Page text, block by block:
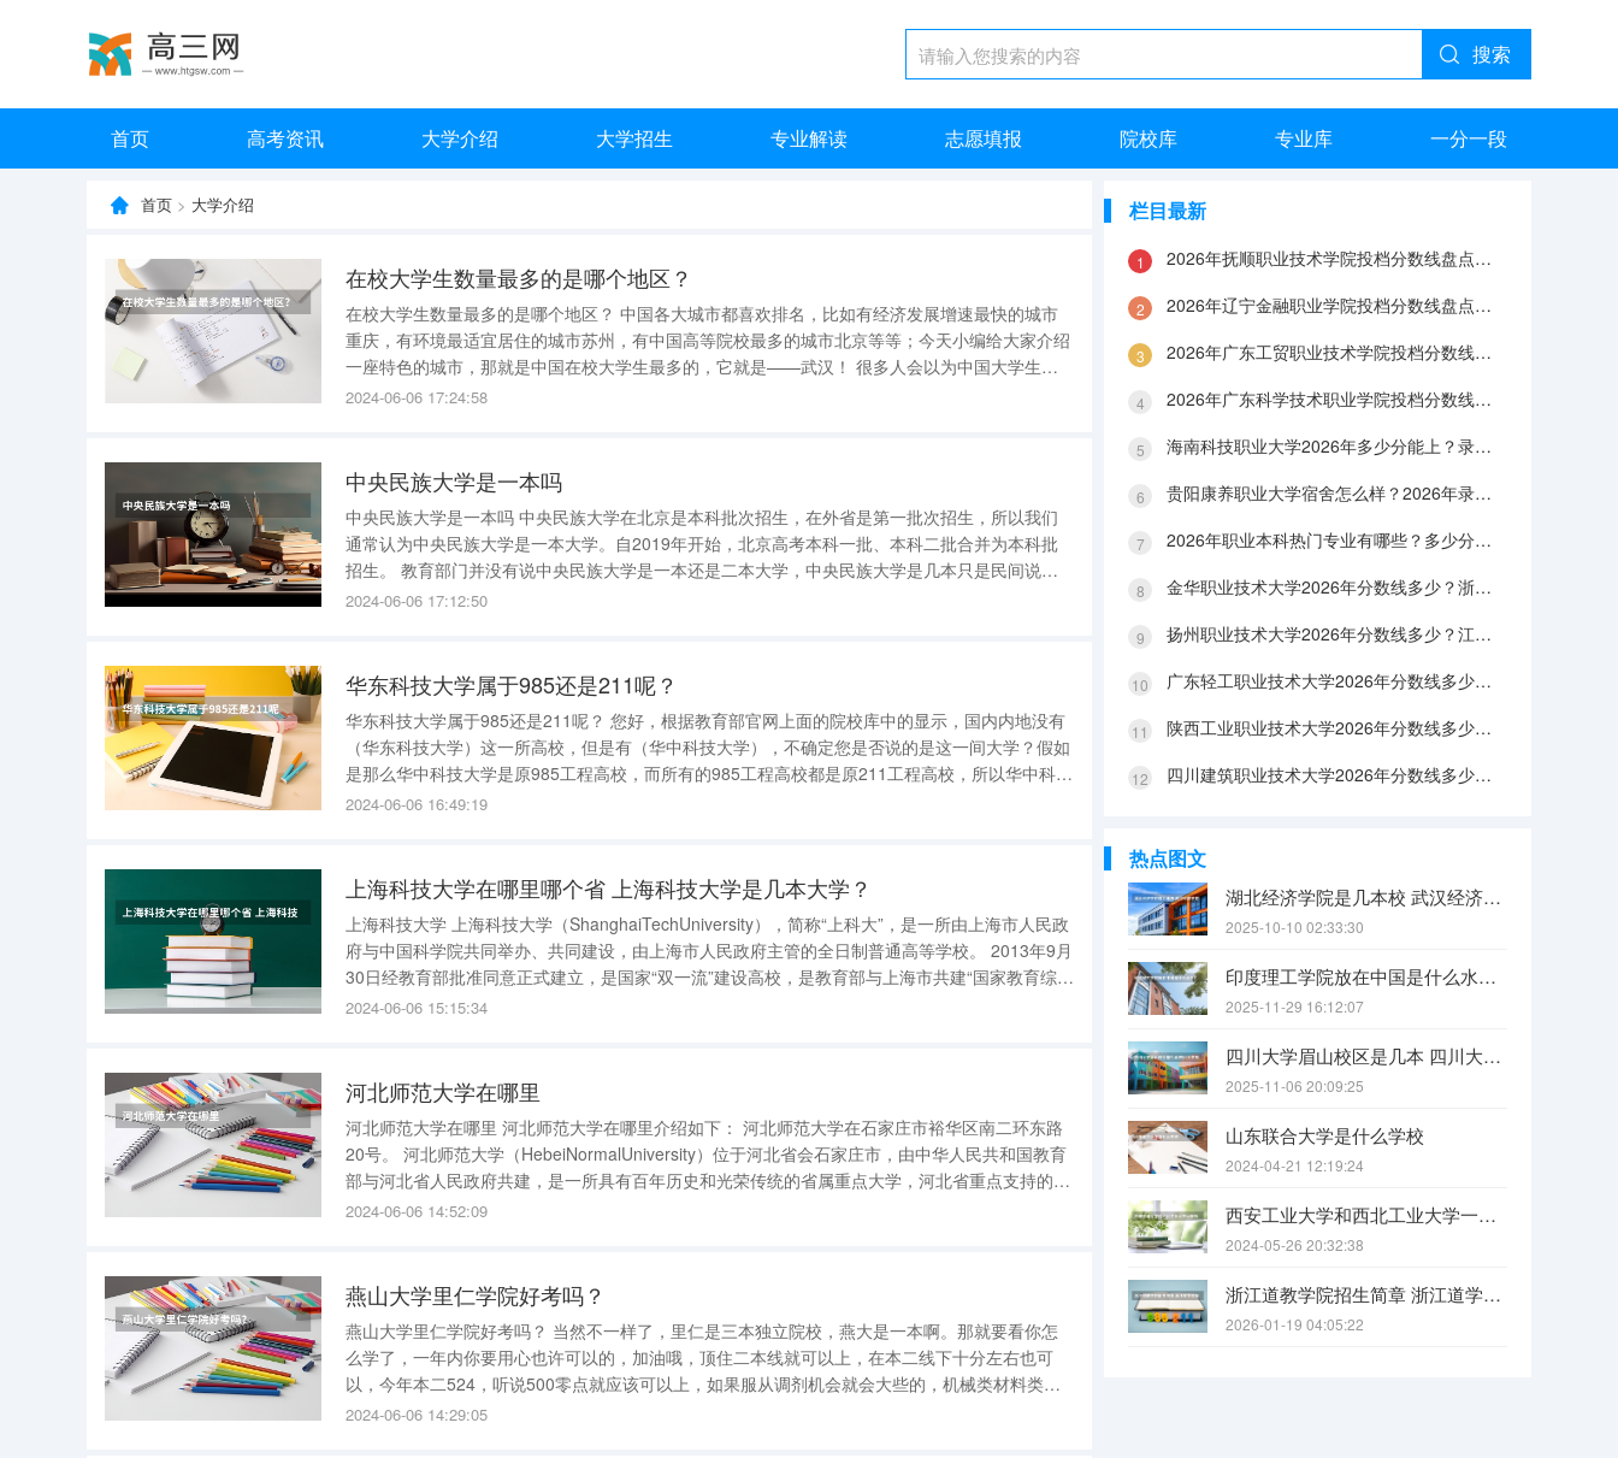
搜索
首页 高考资讯 大学介绍 大学招生 专业解读 志愿填报 院校库 专业库 一分一段
首页 > 大学介绍
在校大学生数量最多的是哪个地区？
在校大学生数量最多的是哪个地区？ 中国各大城市都喜欢排名，比如有经济发展增速最快的城市
重庆，有环境最适宜居住的城市苏州，有中国高等院校最多的城市北京等等；今天小编给大家介绍
一座特色的城市，那就是中国在校大学生最多的，它就是——武汉！ 很多人会以为中国大学生最
多的城市应该是北京和上海，其实不是这样的，这两座直辖市的名牌高校数量是全国最多的，但却
2024-06-06 17:24:58
中央民族大学是一本吗
中央民族大学是一本吗 中央民族大学在北京是本科批次招生，在外省是第一批次招生，所以我们
通常认为中央民族大学是一本大学。自2019年开始，北京高考本科一批、本科二批合并为本科批
招生。 教育部门并没有说中央民族大学是一本还是二本大学，中央民族大学是几本只是民间说
法，到底是一本还是二本要根据所在省份（市）招生批次确定。目前高考是按照省份招生，某大学
2024-06-06 17:12:50
华东科技大学属于985还是211呢？
华东科技大学属于985还是211呢？ 您好，根据教育部官网上面的院校库中的显示，国内内地没有
（华东科技大学）这一所高校，但是有（华中科技大学），不确定您是否说的是这一间大学？假如
是那么华中科技大学是原985工程高校，而所有的985工程高校都是原211工程高校，所以华中科技
大学是原985工程高校也是原211工程高校，但目前985工程计划和211工程计划都已经于2017年停
2024-06-06 16:49:19
上海科技大学在哪里哪个省 上海科技大学是几本大学？
上海科技大学 上海科技大学（ShanghaiTechUniversity），简称“上科大”，是一所由上海市人民政
府与中国科学院共同举办、共同建设，由上海市人民政府主管的全日制普通高等学校。 2013年9月
30日经教育部批准同意正式建立，是国家“双一流”建设高校，是教育部与上海市共建“国家教育综合
2024-06-06 15:15:34
河北师范大学在哪里
河北师范大学在哪里 河北师范大学在哪里介绍如下： 河北师范大学在石家庄市裕华区南二环东路
20号。 河北师范大学（HebeiNormalUniversity）位于河北省会石家庄市，由中华人民共和国教育
部与河北省人民政府共建，是一所具有百年历史和光荣传统的省属重点大学，河北省重点支持的国
家一流大学建设一层次高校，是中国较早成立、规模较大的高等师范院校之一。 入选卓越教师培
2024-06-06 14:52:09
燕山大学里仁学院好考吗？
燕山大学里仁学院好考吗？ 当然不一样了，里仁是三本独立院校，燕大是一本啊。那就要看你怎
么学了，一年内你要用心也许可以的，加油哦，顶住二本线就可以上，在本二线下十分左右也可
以，今年本二524，听说500零点就应该可以上，如果服从调剂机会就会大些的，机械类材料类都
是里仁的强项哦，男生很好找工作的，这两个专业一般要本二以上得分，不过里仁在咱河北找的人
2024-06-06 14:29:05
栏目最新
2026年抚顺职业技术学院投档分数线盘点：录取分数、生活与就业指南
2026年辽宁金融职业学院投档分数线盘点：录取分数、生活与就业指南
2026年广东工贸职业技术学院投档分数线盘点：录取分数、生活与就业指南
2026年广东科学技术职业学院投档分数线盘点：录取分数、生活与就业指南
海南科技职业大学2026年多少分能上？录取分数线与生活成本解答
贵阳康养职业大学宿舍怎么样？2026年录取分数、费用及入学手续
2026年职业本科热门专业有哪些？多少分能上？绿牌专业有哪些？
金华职业技术大学2026年分数线多少？浙江考生563分能上吗？机械专业好就业吗？
扬州职业技术大学2026年分数线多少？江苏考生528分能上吗？医养照护好就业吗？
广东轻工职业技术大学2026年分数线多少？广东考生542分能上吗？
陕西工业职业技术大学2026年分数线多少？陕西考生355分能上吗？机械专业好就业吗？
四川建筑职业技术大学2026年分数线多少？四川考生510分能上吗？建筑专业好就业吗？
热点图文
湖北经济学院是几本校 武汉经济学院是几本
2025-10-10 02:33:30
印度理工学院放在中国是什么水平？
2025-11-29 16:12:07
四川大学眉山校区是几本 四川大学锦江学院是几本？咋样？
2025-11-06 20:09:25
山东联合大学是什么学校
2024-04-21 12:19:24
西安工业大学和西北工业大学一样吗
2024-05-26 20:32:38
浙江道教学院招生简章 浙江道学院报考条件要求
2026-01-19 04:05:22